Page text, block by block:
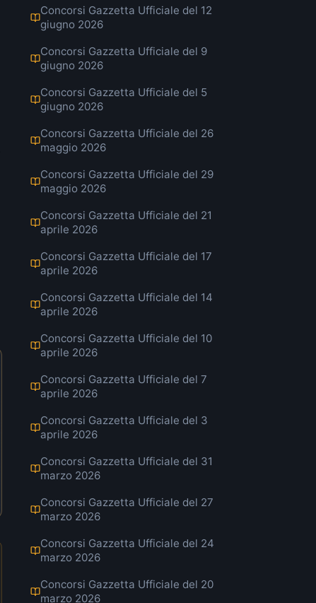
Concorsi Gazzetta Ufficiale del 12
giugno 2026
Concorsi Gazzetta Ufficiale del 9
giugno 2026
Concorsi Gazzetta Ufficiale del 5
giugno 2026
Concorsi Gazzetta Ufficiale del 26
maggio 2026
Concorsi Gazzetta Ufficiale del 29
maggio 2026
Concorsi Gazzetta Ufficiale del 21
aprile 2026
Concorsi Gazzetta Ufficiale del 17
aprile 2026
Concorsi Gazzetta Ufficiale del 14
aprile 2026
Concorsi Gazzetta Ufficiale del 10
aprile 2026
Concorsi Gazzetta Ufficiale del 7
aprile 2026
Concorsi Gazzetta Ufficiale del 3
aprile 2026
Concorsi Gazzetta Ufficiale del 31
marzo 2026
Concorsi Gazzetta Ufficiale del 27
marzo 2026
Concorsi Gazzetta Ufficiale del 24
marzo 2026
Concorsi Gazzetta Ufficiale del 20
marzo 2026